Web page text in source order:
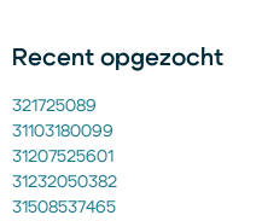
Recent opgezocht
321725089
31103180099
31207525601
31232050382
31508537465